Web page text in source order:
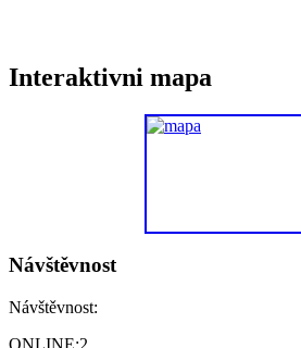
Interaktivni mapa
Návštěvnost
Návštěvnost:
ONLINE:2